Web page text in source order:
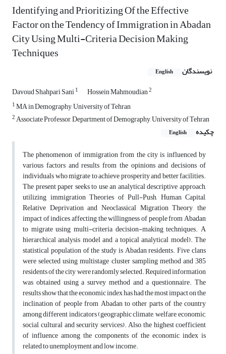
Identifying and Prioritizing Of the Effective
Factor on the Tendency of Immigration in Abadan
City Using Multi-Criteria Decision Making
Techniques
نویسندگان English
Davoud Shahpari Sani1 Hossein Mahmoudian2
1MA in Demography, University of Tehran
2Associate Professor, Department of Demography, University of Tehran
چکیده
English
The phenomenon of immigration from the city is influenced by
various factors and results from the opinions and decisions of
individuals who migrate to achieve prosperity and better facilities.
The present paper seeks to use an analytical descriptive approach,
utilizing immigration Theories of Pull-Push, Human Capital,
Relative Deprivation and Neoclassical Migration Theory, the
impact of indices affecting the willingness of people from Abadan
to migrate using multi-criteria decision-making techniques. A
hierarchical analysis model and a topical analytical model). The
statistical population of the study is Abadan residents. Five clans
were selected using multistage cluster sampling method and 385
residents of the city were randomly selected. Required information
was obtained using a survey method and a questionnaire. The
results show that the economic index has had the most impact on the
inclination of people from Abadan to other parts of the country
among different indicators (geographic climate, welfare, economic,
social, cultural and security services). Also, the highest coefficient
of influence among the components of the economic index is
related to unemployment and low income.